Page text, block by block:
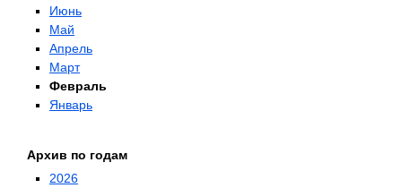
Июнь
Май
Апрель
Март
Февраль
Январь
Архив по годам
2026